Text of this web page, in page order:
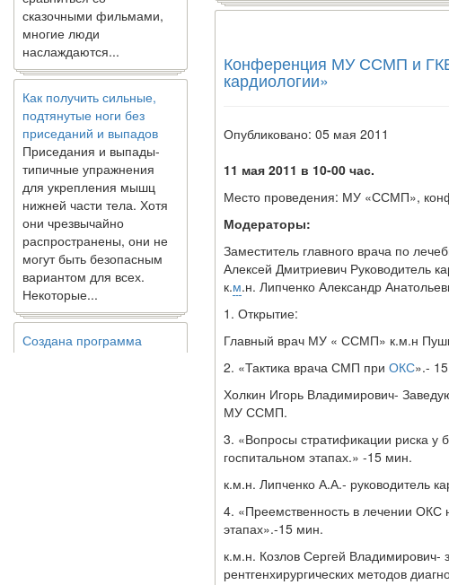
многие люди
наслаждаются...
Как получить сильные,
подтянутые ноги без
приседаний и выпадов
Приседания и выпады-
типичные упражнения
для укрепления мышц
нижней части тела. Хотя
они чрезвычайно
распространены, они не
могут быть безопасным
вариантом для всех.
Некоторые...
Создана программа
предсказывающая смерть
человека с точностью
Конференция МУ ССМП и
кардиологии»
Опубликовано: 05 мая 2011
11 мая 2011 в 10-00 час.
Место проведения: МУ «ССМП»,
Модераторы:
Заместитель главного врача по
Алексей Дмитриевич Руководитель
к.м.н. Липченко Александр
1. Открытие:
Главный врач МУ « ССМП» к.м.н
2. «Тактика врача СМП при ОКС».-
Холкин Игорь Владимирович-
МУ ССМП.
3. «Вопросы стратификации риска у
госпитальном этапах.» -15 мин.
к.м.н. Липченко А.А.- руководитель
4. «Преемственность в лечении ОКС
этапах».-15 мин.
к.м.н. Козлов Сергей
рентгенхирургических методов